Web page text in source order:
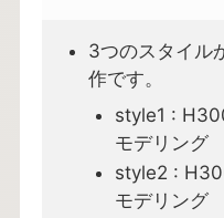
3つのスタイル
作です。
style1 :
モデリング
style2 :
モデリング